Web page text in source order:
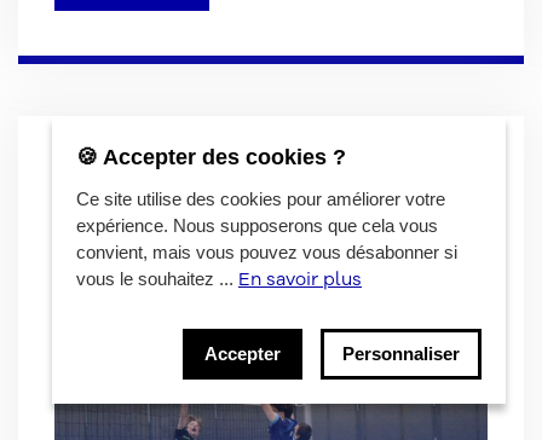
🍪 Accepter des cookies ?
Ce site utilise des cookies pour améliorer votre
expérience. Nous supposerons que cela vous
convient, mais vous pouvez vous désabonner si
vous le souhaitez ... En savoir plus
Accepter Personnaliser